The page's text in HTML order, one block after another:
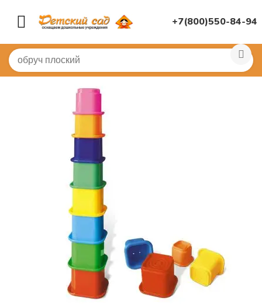
+7(800)550-84-94
Главная / ДИДАКТИЧЕСКИЕ ИГРЫ Развивающие